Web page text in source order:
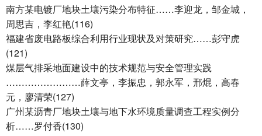
南方某电镀厂地块土壤污染分布特征……李迎龙，邹金城，
周思吉，李红艳(116)
福建省废电路板综合利用行业现状及对策研究……彭守虎
(121)
煤层气排采地面建设中的技术规范与安全管理实践
……………………薛文亭，李振忠，郭永军，邢焜，高春
元，廖清荣(127)
广州某沥青厂地块土壤与地下水环境质量调查工程实例分
析……罗付香(130)